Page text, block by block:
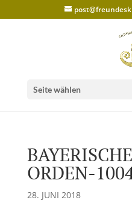
Seite wählen
ORDEN-
28. JUNI 2018